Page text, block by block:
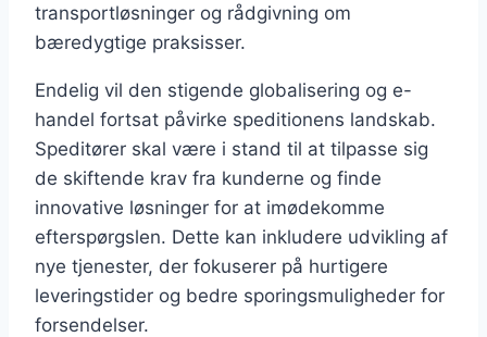
transportløsninger og rådgivning om
bæredygtige praksisser.
Endelig vil den stigende globalisering og e-
handel fortsat påvirke speditionens landskab.
Speditører skal være i stand til at tilpasse sig
de skiftende krav fra kunderne og finde
innovative løsninger for at imødekomme
efterspørgslen. Dette kan inkludere udvikling af
nye tjenester, der fokuserer på hurtigere
leveringstider og bedre sporingsmuligheder for
forsendelser.